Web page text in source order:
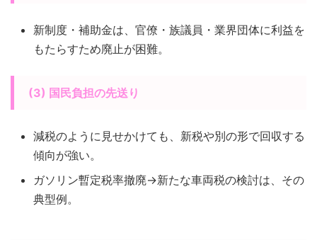
新制度・補助金は、官僚・族議員・業界団体に利益を
もたらすため廃止が困難。
(3) 国民負担の先送り
減税のように見せかけても、新税や別の形で回収する
傾向が強い。
ガソリン暫定税率撤廃→新たな車両税の検討は、その
典型例。